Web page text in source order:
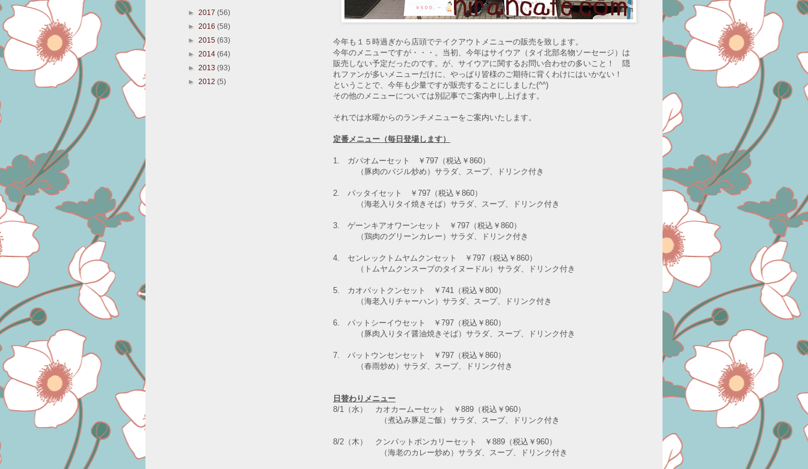
今年も１５時過ぎから店頭でテイクアウトメニューの販売を致します。
今年のメニューですが・・・。当初、今年はサイウア（タイ北部名物ソーセージ）は
販売しない予定だったのです。が、サイウアに関するお問い合わせの多いこと！ 隠
れファンが多いメニューだけに、やっぱり皆様のご期待に背くわけにはいかない！
ということで、今年も少量ですが販売することにしました(^^)
その他のメニューについては別記事でご案内申し上げます。
それでは水曜からのランチメニューをご案内いたします。
定番メニュー（毎日登場します）
1. ガパオムーセット ￥797（税込￥860）
（豚肉のバジル炒め） サラダ、スープ、ドリンク付き
2. パッタイセット ￥797（税込￥860）
（海老入りタイ焼きそば） サラダ、スープ、ドリンク付き
3. ゲーンキアオワーンセット ￥797（税込￥860）
（鶏肉のグリーンカレー） サラダ、ドリンク付き
4. センレックトムヤムクンセット ￥797（税込￥860）
（トムヤムクンスープのタイヌードル） サラダ、ドリンク付き
5. カオパットクンセット ￥741（税込￥800）
（海老入りチャーハン）サラダ、スープ、ドリンク付き
6. パットシーイウセット ￥797（税込￥860）
（豚肉入りタイ醤油焼きそば）サラダ、スープ、ドリンク付き
7. パットウンセンセット ￥797（税込￥860）
（春雨炒め）サラダ、スープ、ドリンク付き
日替わりメニュー
8/1（水） カオカームーセット ￥889（税込￥960）
（煮込み豚足ご飯）サラダ、スープ、ドリンク付き
8/2（木） クンパットポンカリーセット ￥889（税込￥960）
（海老のカレー炒め）サラダ、スープ、ドリンク付き
► 2017 (56)
► 2016 (58)
► 2015 (63)
► 2014 (64)
► 2013 (93)
► 2012 (5)